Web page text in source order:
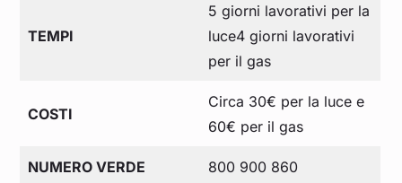
TEMPI
5 giorni lavorativi per la
luce4 giorni lavorativi
per il gas
COSTI
Circa 30€ per la luce e
60€ per il gas
NUMERO VERDE 800 900 860